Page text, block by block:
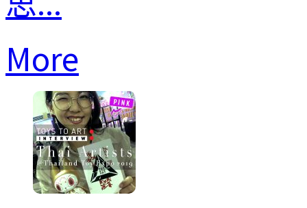
More